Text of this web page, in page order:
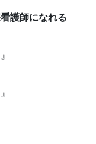
護師になれる
』
』